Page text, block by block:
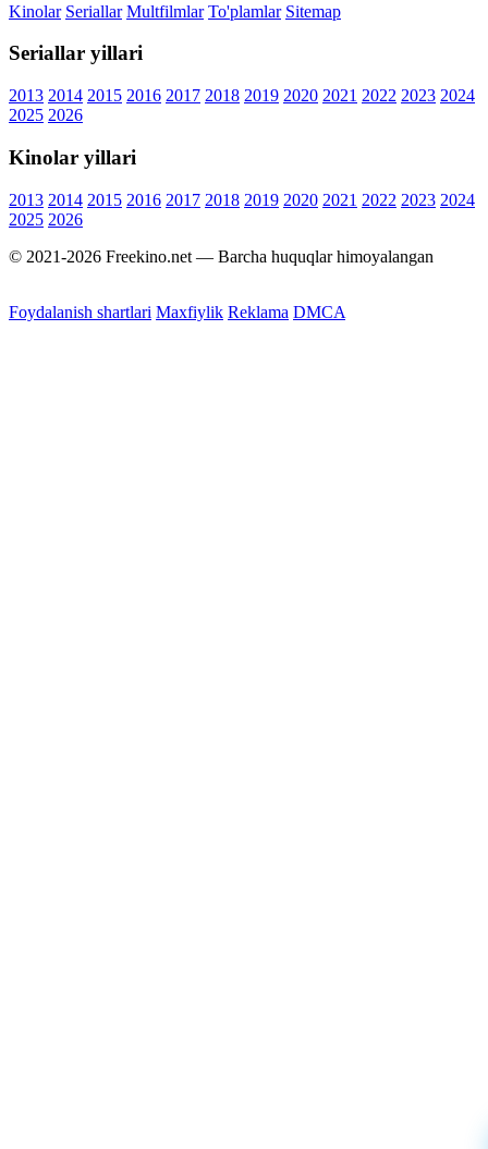
Kinolar Seriallar Multfilmlar To'plamlar Sitemap
Seriallar yillari
2013 2014 2015 2016 2017 2018 2019 2020 2021 2022 2023 2024
2025 2026
Kinolar yillari
2013 2014 2015 2016 2017 2018 2019 2020 2021 2022 2023 2024
2025 2026
© 2021-2026 Freekino.net — Barcha huquqlar himoyalangan
Foydalanish shartlari Maxfiylik Reklama DMCA